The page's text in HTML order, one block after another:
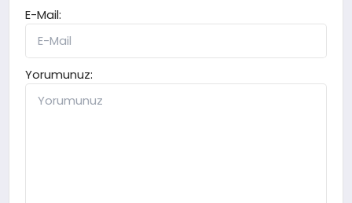
E-Mail:
Yorumunuz: